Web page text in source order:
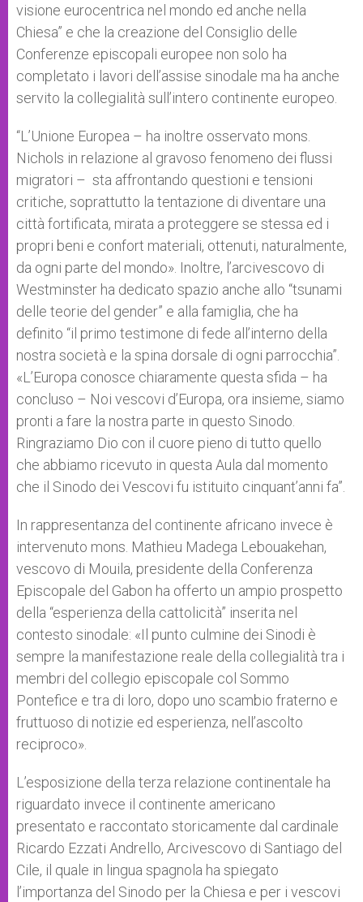
visione eurocentrica nel mondo ed anche nella
Chiesa” e che la creazione del Consiglio delle
Conferenze episcopali europee non solo ha
completato i lavori dell’assise sinodale ma ha anche
servito la collegialità sull’intero continente europeo.
“L’Unione Europea – ha inoltre osservato mons.
Nichols in relazione al gravoso fenomeno dei flussi
migratori – sta affrontando questioni e tensioni
critiche, soprattutto la tentazione di diventare una
città fortificata, mirata a proteggere se stessa ed i
propri beni e confort materiali, ottenuti, naturalmente,
da ogni parte del mondo». Inoltre, l’arcivescovo di
Westminster ha dedicato spazio anche allo “tsunami
delle teorie del gender” e alla famiglia, che ha
definito “il primo testimone di fede all’interno della
nostra società e la spina dorsale di ogni parrocchia”.
«L’Europa conosce chiaramente questa sfida – ha
concluso – Noi vescovi d’Europa, ora insieme, siamo
pronti a fare la nostra parte in questo Sinodo.
Ringraziamo Dio con il cuore pieno di tutto quello
che abbiamo ricevuto in questa Aula dal momento
che il Sinodo dei Vescovi fu istituito cinquant’anni fa”.
In rappresentanza del continente africano invece è
intervenuto mons. Mathieu Madega Lebouakehan,
vescovo di Mouila, presidente della Conferenza
Episcopale del Gabon ha offerto un ampio prospetto
della “esperienza della cattolicità” inserita nel
contesto sinodale: «Il punto culmine dei Sinodi è
sempre la manifestazione reale della collegialità tra i
membri del collegio episcopale col Sommo
Pontefice e tra di loro, dopo uno scambio fraterno e
fruttuoso di notizie ed esperienza, nell’ascolto
reciproco».
L’esposizione della terza relazione continentale ha
riguardato invece il continente americano
presentato e raccontato storicamente dal cardinale
Ricardo Ezzati Andrello, Arcivescovo di Santiago del
Cile, il quale in lingua spagnola ha spiegato
l’importanza del Sinodo per la Chiesa e per i vescovi